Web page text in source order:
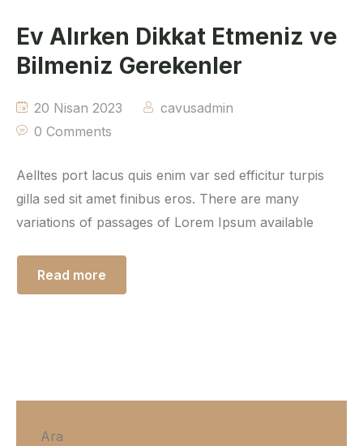
Ev Alırken Dikkat Etmeniz ve
Bilmeniz Gerekenler
20 Nisan 2023
cavusadmin
0 Comments
Aelltes port lacus quis enim var sed efficitur turpis
gilla sed sit amet finibus eros. There are many
variations of passages of Lorem Ipsum available
Read more
Ara